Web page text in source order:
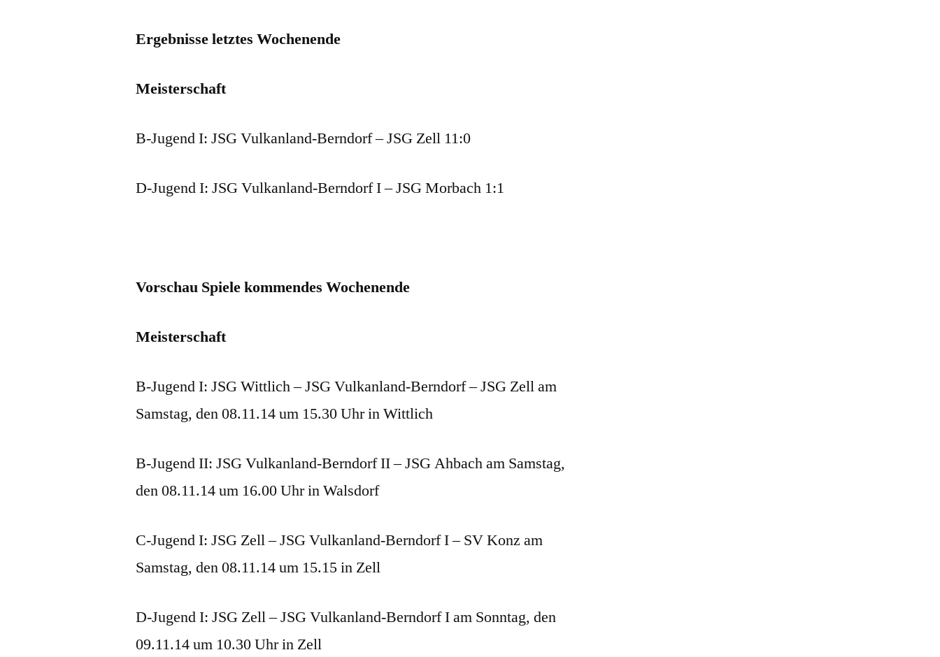
Ergebnisse letztes Wochenende
Meisterschaft
B-Jugend I: JSG Vulkanland-Berndorf – JSG Zell 11:0
D-Jugend I: JSG Vulkanland-Berndorf I – JSG Morbach 1:1
Vorschau Spiele kommendes Wochenende
Meisterschaft
B-Jugend I: JSG Wittlich – JSG Vulkanland-Berndorf – JSG Zell am
Samstag, den 08.11.14 um 15.30 Uhr in Wittlich
B-Jugend II: JSG Vulkanland-Berndorf II – JSG Ahbach am Samstag,
den 08.11.14 um 16.00 Uhr in Walsdorf
C-Jugend I: JSG Zell – JSG Vulkanland-Berndorf I – SV Konz am
Samstag, den 08.11.14 um 15.15 in Zell
D-Jugend I: JSG Zell – JSG Vulkanland-Berndorf I am Sonntag, den
09.11.14 um 10.30 Uhr in Zell